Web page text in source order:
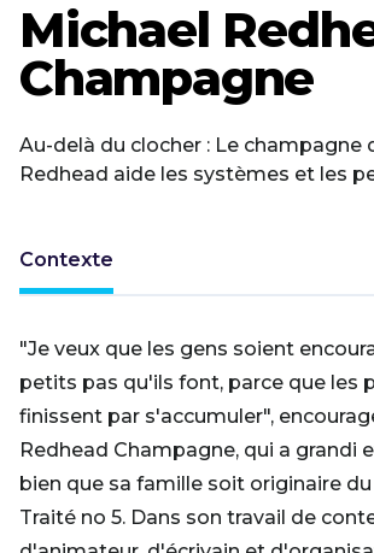
Michael
Champagne
Au-delà du clocher : Le champagne
Redhead aide les systèmes et les
Contexte
"Je veux que les gens soient
petits pas qu'ils font, parce que les
finissent par s'accumuler",
Redhead Champagne, qui a grandi
bien que sa famille soit originaire
Traité no 5. Dans son travail de